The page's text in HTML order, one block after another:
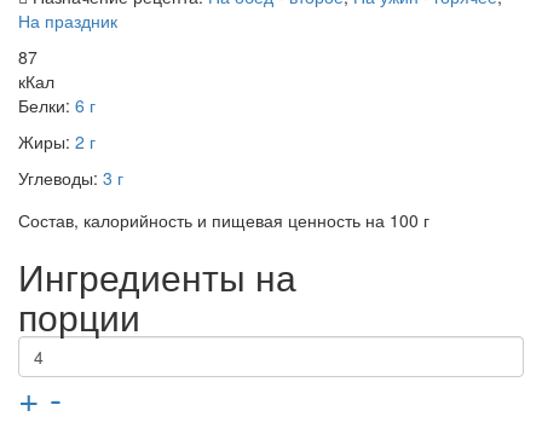
На праздник
87
кКал
Белки: 6 г
Жиры: 2 г
Углеводы: 3 г
Состав, калорийность и пищевая ценность на 100 г
Ингредиенты на
порции
+ -